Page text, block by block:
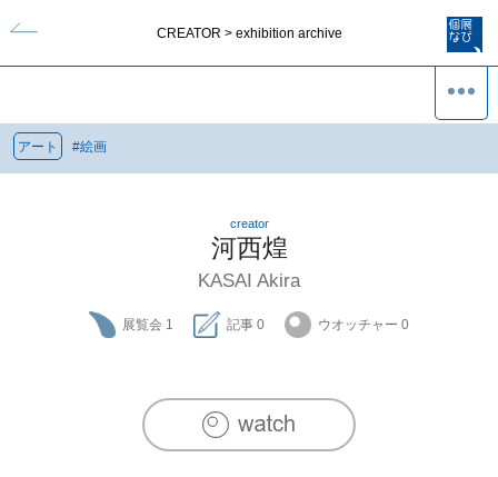
CREATOR > exhibition archive
アート #絵画
creator
河西煌
KASAI Akira
展覧会 1 記事 0 ウオッチャー 0